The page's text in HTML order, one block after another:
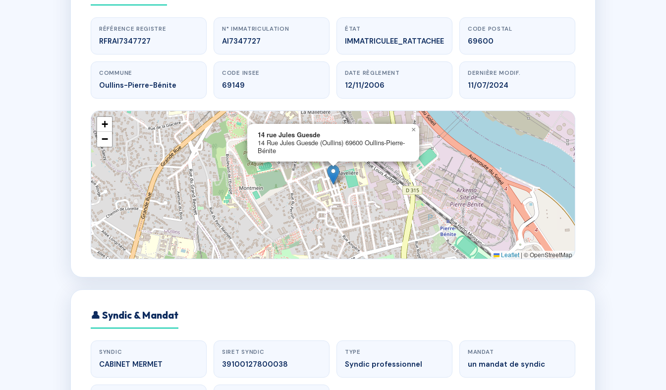
www.vme.plus/AI7347727
14 rue Jules Guesde
14 Rue Jules Guesde (Oullins)
69600 Oullins-Pierre-Bénite
RÉFÉRENCE REGISTRE
RFRAI7347727
N° IMMATRICULATION
AI7347727
ÉTAT
IMMATRICULEE_RATTACHEE
CODE POSTAL
69600
COMMUNE
Oullins-Pierre-Bénite
CODE INSEE
69149
DATE RÈGLEMENT
12/11/2006
DERNIÈRE MODIF.
11/07/2024
14 rue Jules Guesde
14 Rue Jules Guesde (Oullins) 69600 Oullins-Pierre-
Bénite
×
+
−
Leaflet | © OpenStreetMap
👤 Syndic & Mandat
SYNDIC
CABINET MERMET
SIRET SYNDIC
39100127800038
TYPE
Syndic professionnel
MANDAT
un mandat de syndic